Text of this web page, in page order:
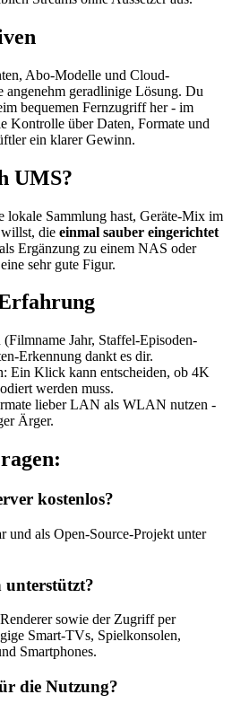
Abo-Modelle und Cloud-
geradlinige Lösung. Du
bequemen Fernzugriff her - im
Kontrolle über Daten, Formate und
ein klarer Gewinn.
UMS?
lokale Sammlung hast, Geräte-Mix im
die einmal sauber eingerichtet
Ergänzung zu einem NAS oder
sehr gute Figur.
Jahr, Staffel-Episoden-
Erkennung dankt es dir.
Ein Klick kann entscheiden, ob 4K
werden muss.
lieber LAN als WLAN nutzen -
Ärger.
kostenlos?
und als Open-Source-Projekt unter
unterstützt?
sowie der Zugriff per
Smart-TVs, Spielkonsolen,
Smartphones.
die Nutzung?